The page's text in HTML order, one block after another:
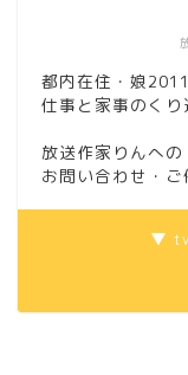
都内在住・娘
仕事と家事のくり
放送作家りんへの
お問い合わせ・ご
▼